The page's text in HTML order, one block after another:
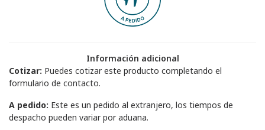
Información adicional
Cotizar: Puedes cotizar este producto completando el
formulario de contacto.
A pedido: Este es un pedido al extranjero, los tiempos de
despacho pueden variar por aduana.